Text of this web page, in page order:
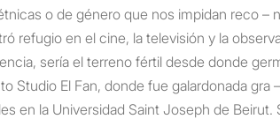
o de género que nos impidan reco
refugio en el cine, la televisión y la
sería el terreno fértil desde donde
Studio El Fan, donde fue galardonada gra
en la Universidad Saint Joseph de